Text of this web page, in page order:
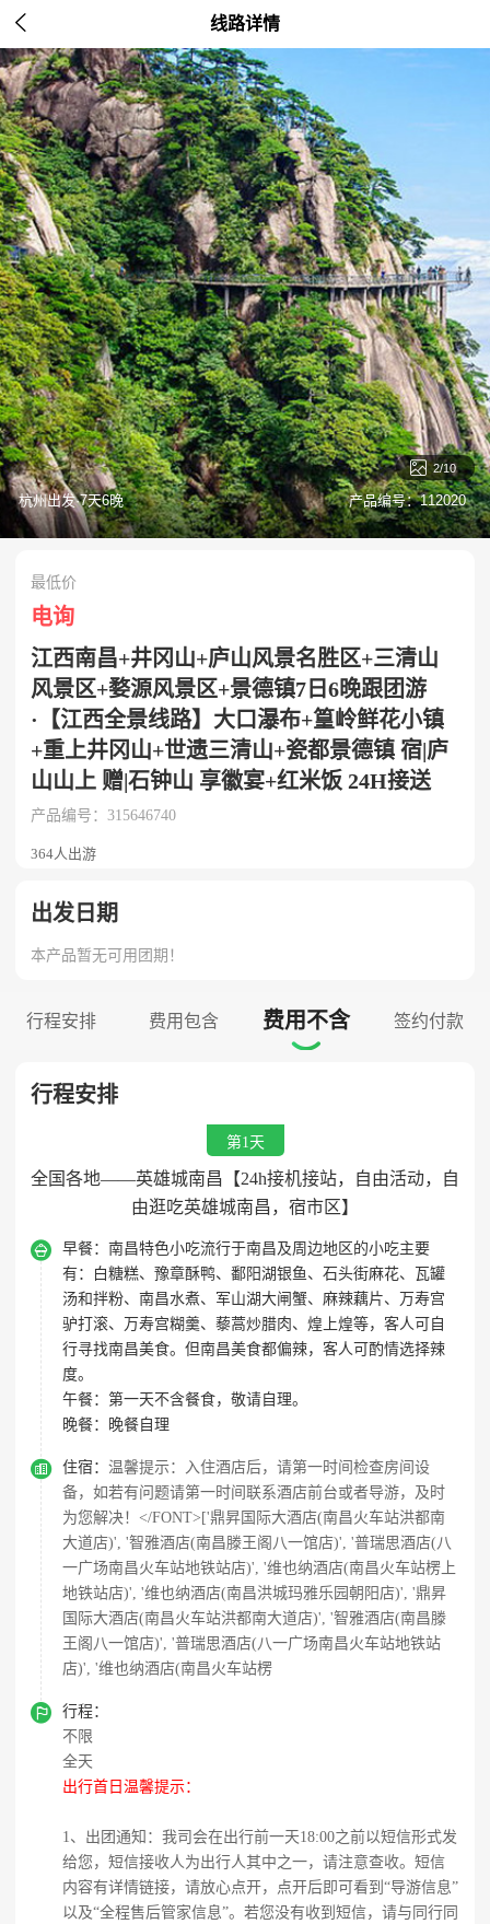
 线路详情
 2/10
杭州出发·7天6晚 产品编号：112020
最低价
电询
江西南昌+井冈山+庐山风景名胜区+三清山
风景区+婺源风景区+景德镇7日6晚跟团游
·【江西全景线路】大口瀑布+篁岭鲜花小镇
+重上井冈山+世遗三清山+瓷都景德镇 宿|庐
山山上 赠|石钟山 享徽宴+红米饭 24H接送
产品编号：315646740
364人出游
出发日期
本产品暂无可用团期！
行程安排 费用包含 费用不含 签约付款

行程安排
第1天
全国各地——英雄城南昌【24h接机接站，自由活动，自
由逛吃英雄城南昌，宿市区】
 早餐： 南昌特色小吃流行于南昌及周边地区的小吃主要
有：白糖糕、豫章酥鸭、鄱阳湖银鱼、石头街麻花、瓦罐
汤和拌粉、南昌水煮、军山湖大闸蟹、麻辣藕片、万寿宫
驴打滚、万寿宫糊羹、藜蒿炒腊肉、煌上煌等，客人可自
行寻找南昌美食。但南昌美食都偏辣，客人可酌情选择辣
度。
午餐： 第一天不含餐食，敬请自理。
晚餐：
晚餐自理
 住宿： 温馨提示：入住酒店后，请第一时间检查房间设
备，如若有问题请第一时间联系酒店前台或者导游，及时
为您解决！</FONT>['鼎昇国际大酒店(南昌火车站洪都南
大道店)', '智雅酒店(南昌滕王阁八一馆店)', '普瑞思酒店(八
一广场南昌火车站地铁站店)', '维也纳酒店(南昌火车站楞上
地铁站店)', '维也纳酒店(南昌洪城玛雅乐园朝阳店)', '鼎昇
国际大酒店(南昌火车站洪都南大道店)', '智雅酒店(南昌滕
王阁八一馆店)', '普瑞思酒店(八一广场南昌火车站地铁站
店)', '维也纳酒店(南昌火车站楞

行程：
不限
全天
出行首日温馨提示：
1、出团通知：我司会在出行前一天18:00之前以短信形式发
给您，短信接收人为出行人其中之一，请注意查收。短信
内容有详情链接，请放心点开，点开后即可看到“导游信息”
以及“全程售后管家信息”。若您没有收到短信，请与同行同